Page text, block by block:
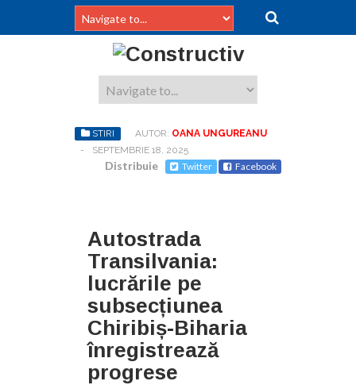
STIRI AUTOR: OANA UNGUREANU
-
SEPTEMBRIE 18, 2025
Distribuie Twitter Facebook
Autostrada
Transilvania:
lucrările pe
subsecțiunea
Chiribiș-Biharia
înregistrează
progrese